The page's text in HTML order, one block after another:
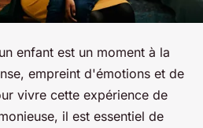
enfant est un moment à la
empreint d'émotions et de
vivre cette expérience de
il est essentiel de